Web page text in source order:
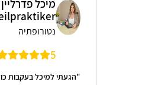
פרופ'
יילוד
מנהל יחידת האולטרה-